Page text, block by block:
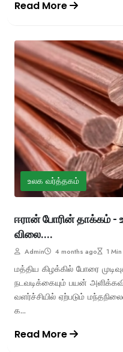
Read More
உலக வர்த்தகம்
ஈரான் போரின் தாக்கம் -
விலை....
Admin 4 months ago 1 Min
மத்திய கிழக்கில் போரை
நடவடிக்கையும் பயன்
வளர்ச்சியில் ஏற்படும்
க...
Read More